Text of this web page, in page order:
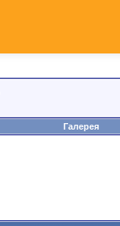
Галерея